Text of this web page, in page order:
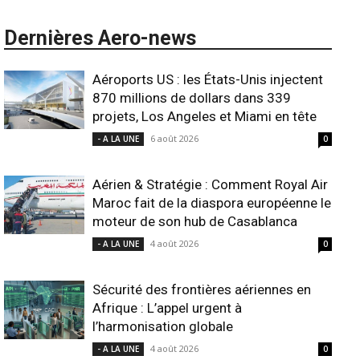
Dernières Aero-news
Aéroports US : les États-Unis injectent
870 millions de dollars dans 339
projets, Los Angeles et Miami en tête
- A LA UNE 6 août 2026 0
Aérien & Stratégie : Comment Royal Air
Maroc fait de la diaspora européenne le
moteur de son hub de Casablanca
- A LA UNE 4 août 2026 0
Sécurité des frontières aériennes en
Afrique : L’appel urgent à
l’harmonisation globale
- A LA UNE 4 août 2026 0